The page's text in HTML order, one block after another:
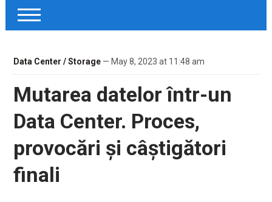
Data Center / Storage— May 8, 2023 at 11:48 am
Mutarea datelor într-un
Data Center. Proces,
provocări și câștigători
finali